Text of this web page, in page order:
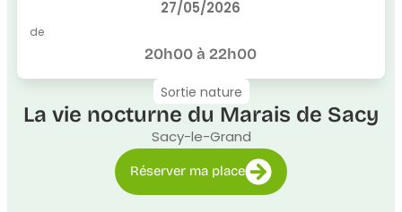
27/05/2026
de
20h00 à 22h00
Sortie nature
La vie nocturne du Marais de Sacy
Sacy-le-Grand
Réserver ma place